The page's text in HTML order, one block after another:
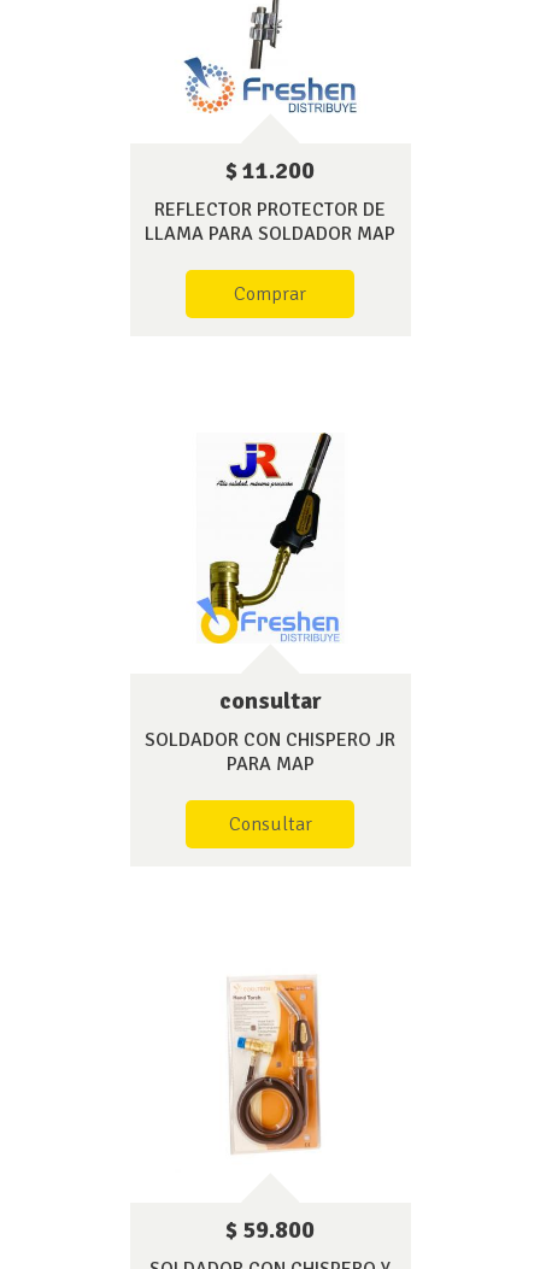
$ 11.200
REFLECTOR PROTECTOR DE
LLAMA PARA SOLDADOR MAP
Comprar
consultar
SOLDADOR CON CHISPERO JR
PARA MAP
Consultar
$ 59.800